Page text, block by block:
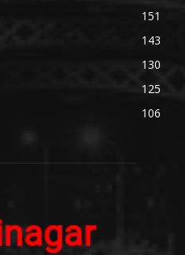
151
143
130
125
106